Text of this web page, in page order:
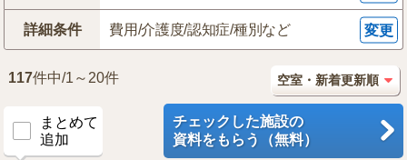
詳細条件 費用/介護度/認知症/種別など 変更
117件中/1～20件
まとめて
追加
チェックした施設の
資料をもらう（無料）